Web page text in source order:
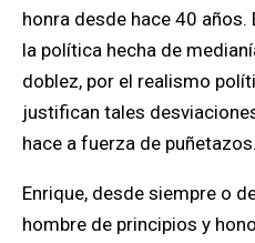
honra desde hace 40 años.
la política hecha de
doblez, por el realismo
justifican tales
hace a fuerza de puñetazos.
Enrique, desde siempre o desde que lo conozco es un
hombre de principios y